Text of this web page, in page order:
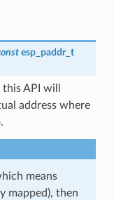
esp_paddr_t
API will
address where
means
mapped), then